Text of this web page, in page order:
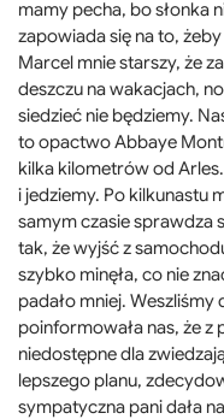
mamy pecha, bo słonka
zapowiada się na to,
Marcel mnie starszy, że
deszczu na wakacjach,
siedzieć nie będziemy.
to opactwo Abbaye
kilka kilometrów od
i jedziemy. Po kilkunastu
samym czasie sprawdza
tak, że wyjść z
szybko minęła, co nie
padało mniej.
poinformowała nas, że z
niedostępne dla
lepszego planu,
sympatyczna pani dała